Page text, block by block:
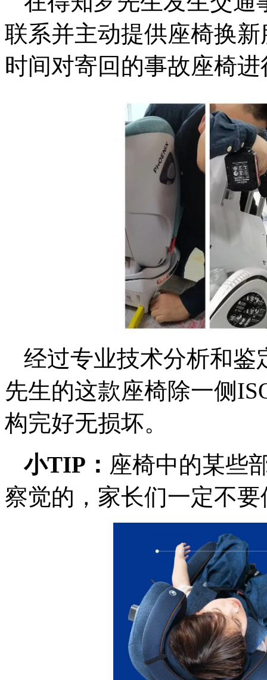
联系并主动提供座椅换
时间对寄回的事故座椅
经过专业技术分析和鉴
先生的这款座椅除一侧
构完好无损坏。
小TIP： 座椅中的某些
察觉的，家长们一定不